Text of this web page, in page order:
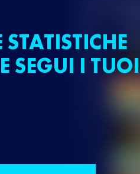
STATISTICHE
SEGUI I TUOI